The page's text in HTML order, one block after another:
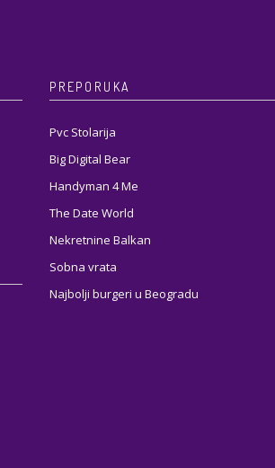
PREPORUKA
Pvc Stolarija
Big Digital Bear
Handyman 4 Me
The Date World
Nekretnine Balkan
Sobna vrata
Najbolji burgeri u Beogradu